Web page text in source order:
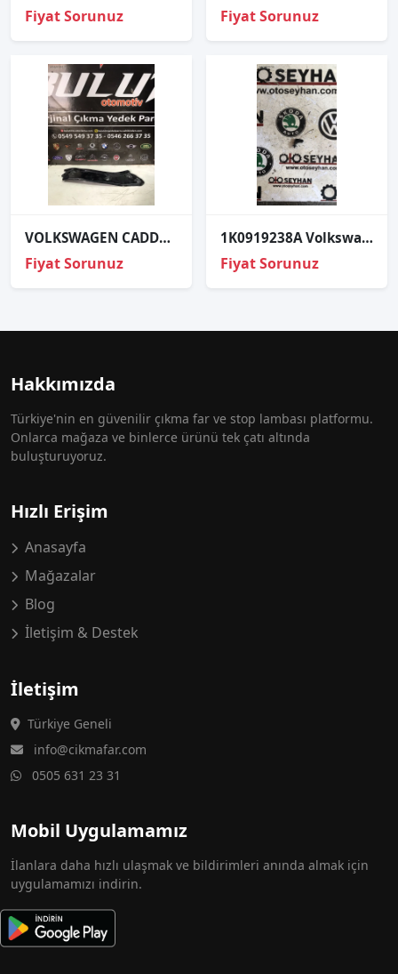
Fiyat Sorunuz Fiyat Sorunuz
VOLKSWAGEN CADDY FAR ÜST SAÇI SAĞ 2011 2015
Fiyat Sorunuz
1K0919238A Volkswagen Jetta 2014 kapı kilit uyarı lambası
Fiyat Sorunuz
Hakkımızda
Türkiye'nin en güvenilir çıkma far ve stop lambası platformu.
Onlarca mağaza ve binlerce ürünü tek çatı altında
buluşturuyoruz.
Hızlı Erişim
Anasayfa
Mağazalar
Blog
İletişim & Destek
İletişim
Türkiye Geneli
info@cikmafar.com
0505 631 23 31
Mobil Uygulamamız
İlanlara daha hızlı ulaşmak ve bildirimleri anında almak için
uygulamamızı indirin.